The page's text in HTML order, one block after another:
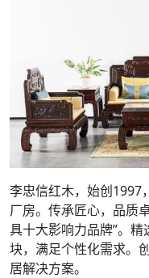
李忠信红木，始创1997
厂房。传承匠心，品质
具十大影响力品牌”。
块，满足个性化需求。
居解决方案。